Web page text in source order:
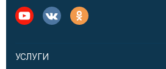
УСЛУГИ